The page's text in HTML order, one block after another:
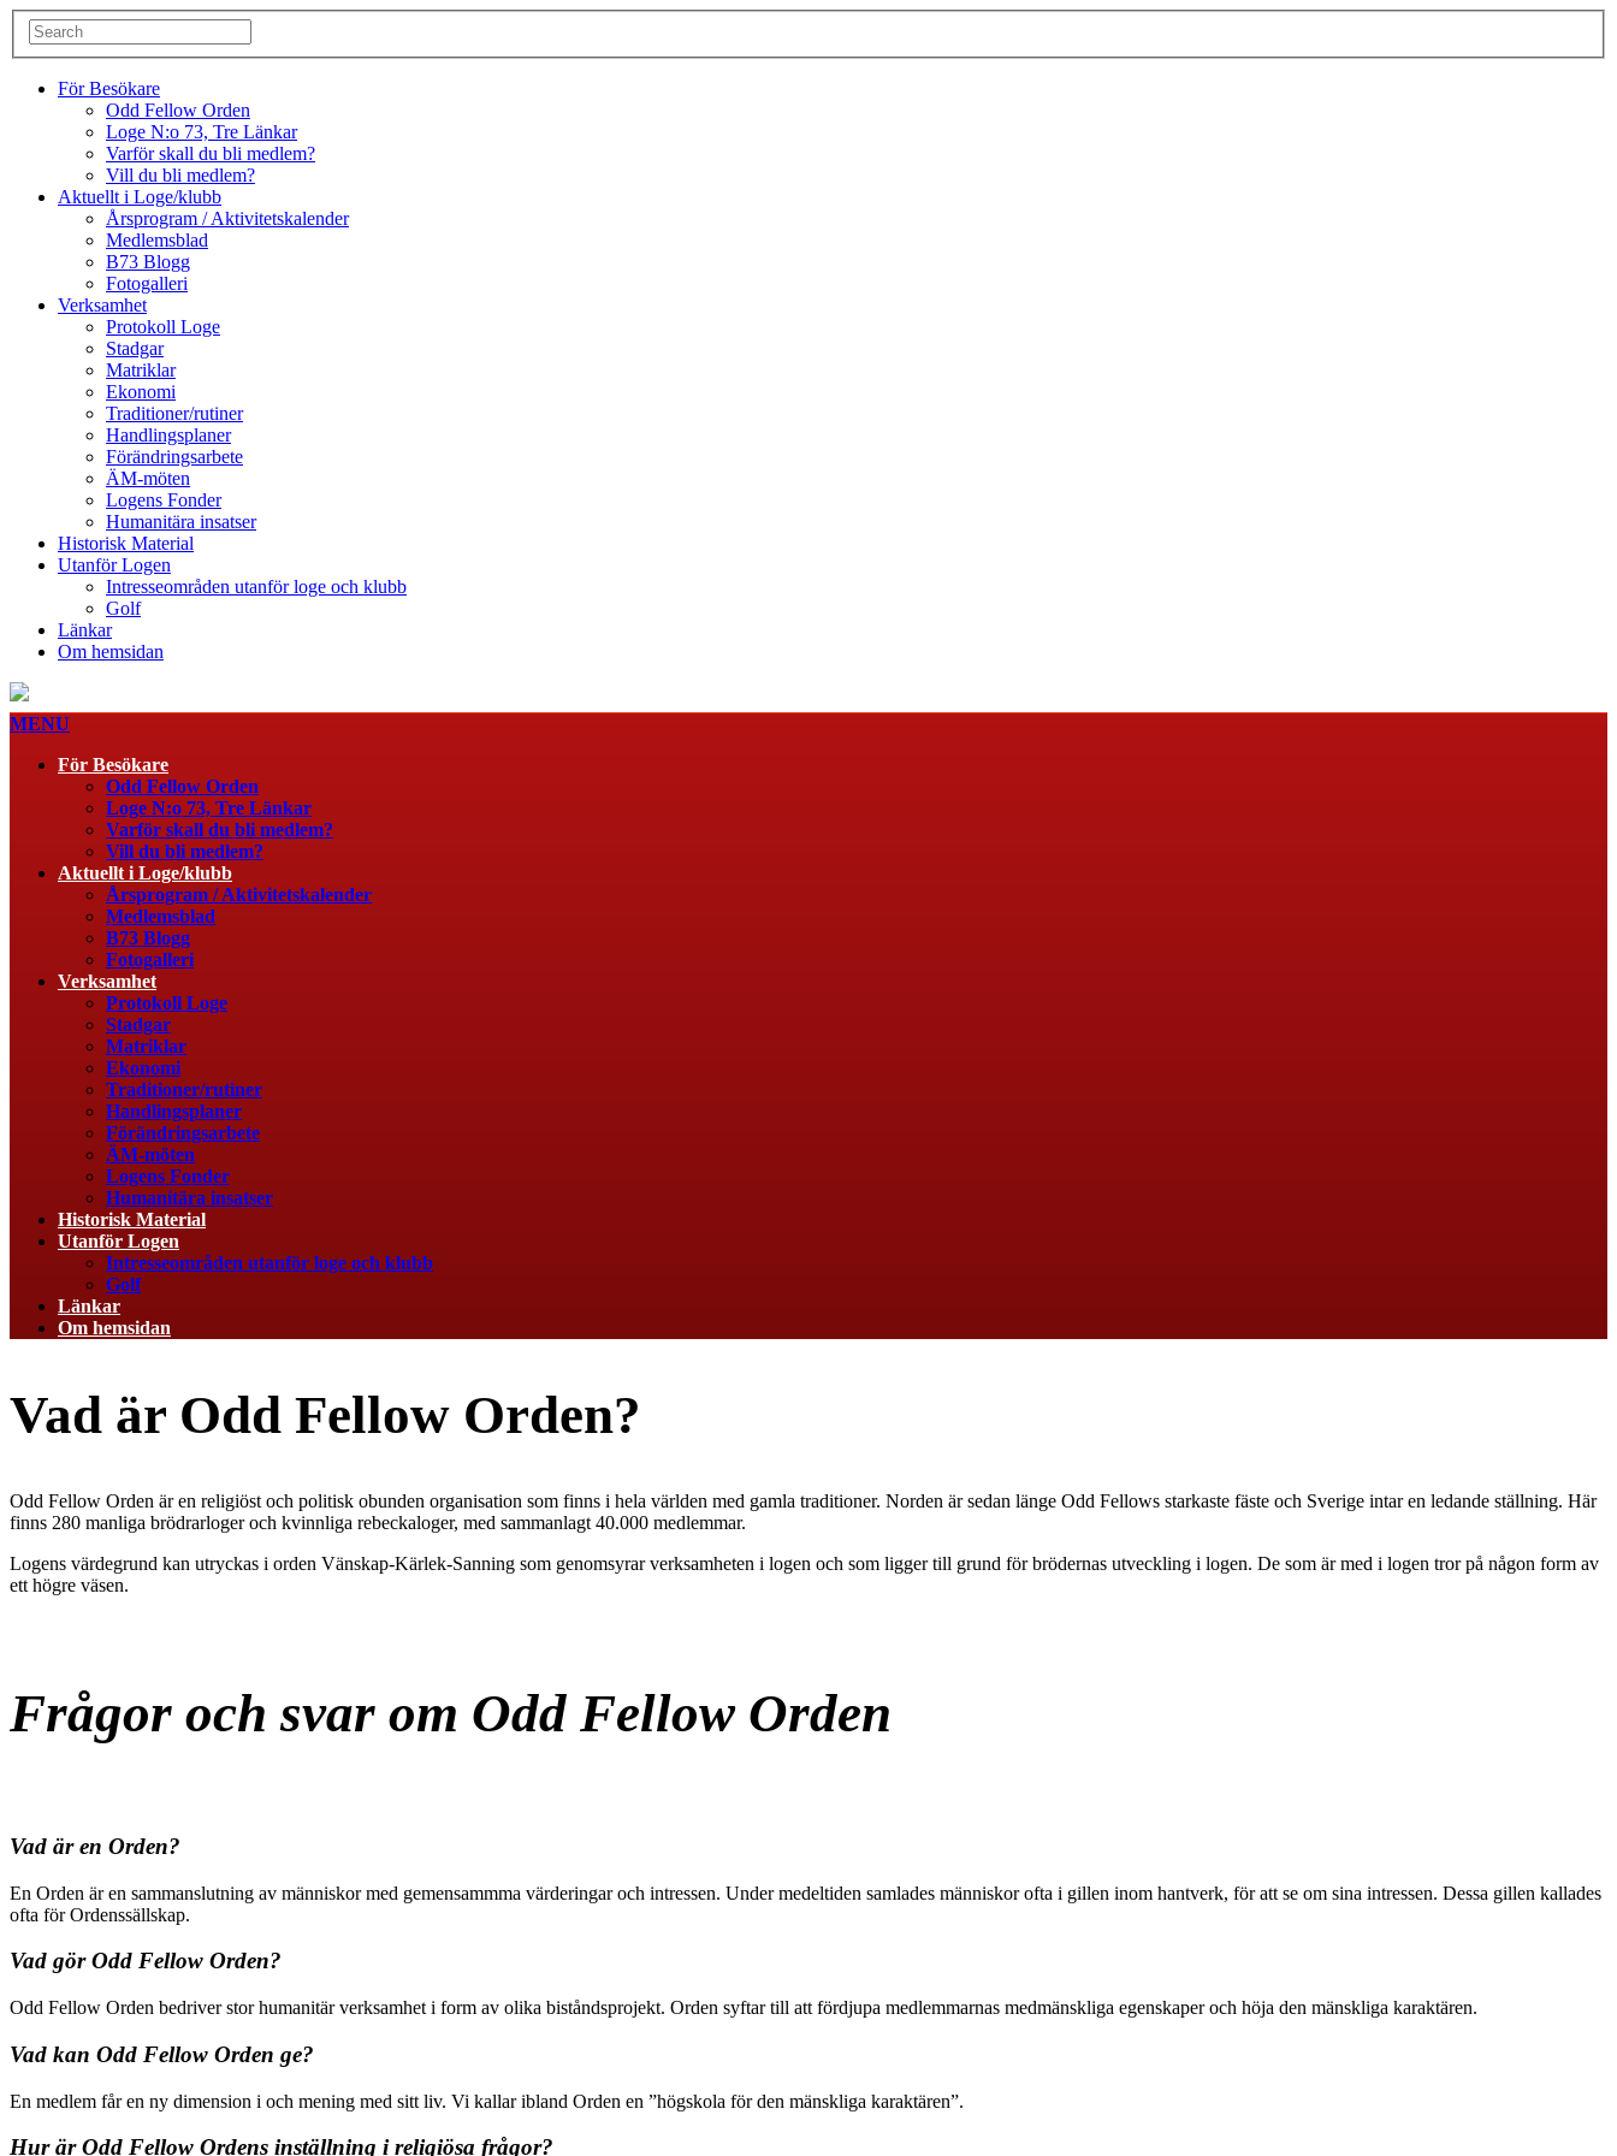
För Besökare
Odd Fellow Orden
Loge N:o 73, Tre Länkar
Varför skall du bli medlem?
Vill du bli medlem?
Aktuellt i Loge/klubb
Årsprogram / Aktivitetskalender
Medlemsblad
B73 Blogg
Fotogalleri
Verksamhet
Protokoll Loge
Stadgar
Matriklar
Ekonomi
Traditioner/rutiner
Handlingsplaner
Förändringsarbete
ÄM-möten
Logens Fonder
Humanitära insatser
Historisk Material
Utanför Logen
Intresseområden utanför loge och klubb
Golf
Länkar
Om hemsidan
MENU
För Besökare
Odd Fellow Orden
Loge N:o 73, Tre Länkar
Varför skall du bli medlem?
Vill du bli medlem?
Aktuellt i Loge/klubb
Årsprogram / Aktivitetskalender
Medlemsblad
B73 Blogg
Fotogalleri
Verksamhet
Protokoll Loge
Stadgar
Matriklar
Ekonomi
Traditioner/rutiner
Handlingsplaner
Förändringsarbete
ÄM-möten
Logens Fonder
Humanitära insatser
Historisk Material
Utanför Logen
Intresseområden utanför loge och klubb
Golf
Länkar
Om hemsidan
Vad är Odd Fellow Orden?
Odd Fellow Orden är en religiöst och politisk obunden organisation som finns i hela världen med gamla traditioner. Norden är sedan länge Odd Fellows starkaste fäste och Sverige intar en ledande ställning. Här
finns 280 manliga brödrarloger och kvinnliga rebeckaloger, med sammanlagt 40.000 medlemmar.
Logens värdegrund kan utryckas i orden Vänskap-Kärlek-Sanning som genomsyrar verksamheten i logen och som ligger till grund för brödernas utveckling i logen. De som är med i logen tror på någon form av
ett högre väsen.
Frågor och svar om Odd Fellow Orden
Vad är en Orden?
En Orden är en sammanslutning av människor med gemensammma värderingar och intressen. Under medeltiden samlades människor ofta i gillen inom hantverk, för att se om sina intressen. Dessa gillen kallades
ofta för Ordenssällskap.
Vad gör Odd Fellow Orden?
Odd Fellow Orden bedriver stor humanitär verksamhet i form av olika biståndsprojekt. Orden syftar till att fördjupa medlemmarnas medmänskliga egenskaper och höja den mänskliga karaktären.
Vad kan Odd Fellow Orden ge?
En medlem får en ny dimension i och mening med sitt liv. Vi kallar ibland Orden en ”högskola för den mänskliga karaktären”.
Hur är Odd Fellow Ordens inställning i religiösa frågor?